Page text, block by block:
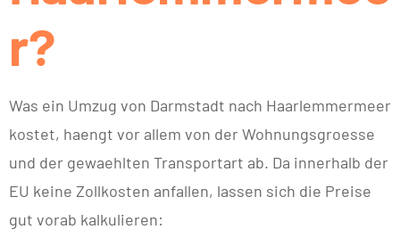
r?
Was ein Umzug von Darmstadt nach Haarlemmermeer
kostet, haengt vor allem von der Wohnungsgroesse
und der gewaehlten Transportart ab. Da innerhalb der
EU keine Zollkosten anfallen, lassen sich die Preise
gut vorab kalkulieren: